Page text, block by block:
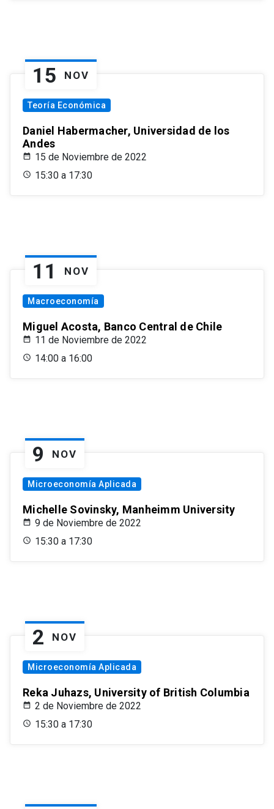
15 NOV
Teoría Económica
Daniel Habermacher, Universidad de los
Andes
15 de Noviembre de 2022
15:30 a 17:30
11 NOV
Macroeconomía
Miguel Acosta, Banco Central de Chile
11 de Noviembre de 2022
14:00 a 16:00
9 NOV
Microeconomía Aplicada
Michelle Sovinsky, Manheimm University
9 de Noviembre de 2022
15:30 a 17:30
2 NOV
Microeconomía Aplicada
Reka Juhazs, University of British Columbia
2 de Noviembre de 2022
15:30 a 17:30